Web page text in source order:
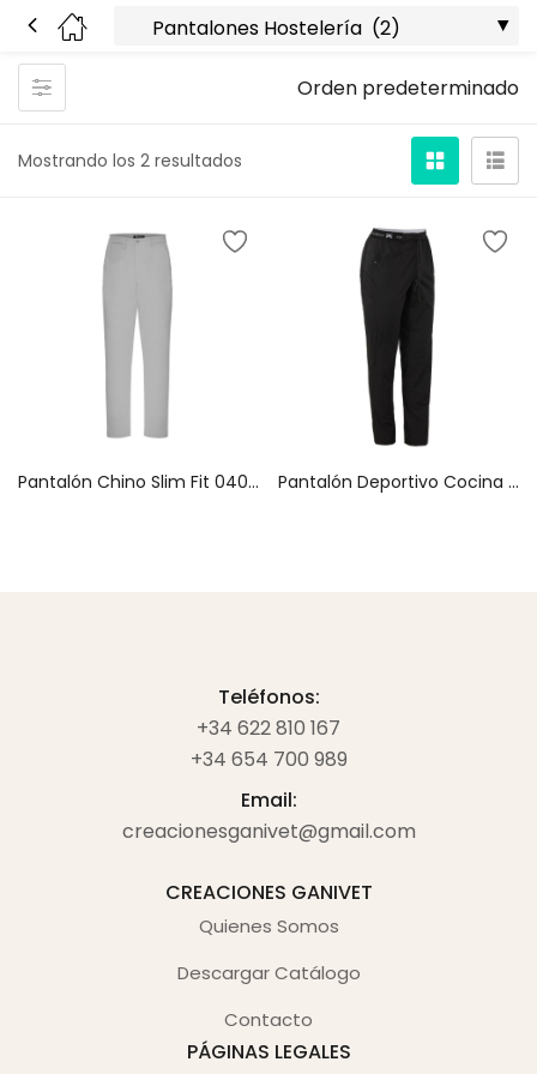
Mostrando los 2 resultados
Orden predeterminado
Pantalón Chino Slim Fit 04019 Pantalón Deportivo Cocina Slim Fit 04009
Teléfonos:
+34 622 810 167
+34 654 700 989
Email:
creacionesganivet@gmail.com
CREACIONES GANIVET
Quienes Somos
Descargar Catálogo
Contacto
PÁGINAS LEGALES